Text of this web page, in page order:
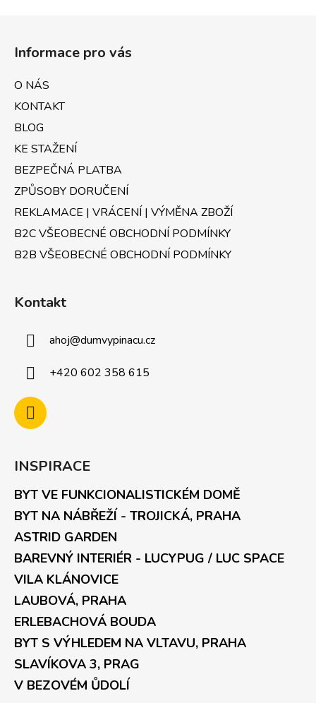
ý
p
i
s
Informace pro vás
O NÁS
KONTAKT
BLOG
KE STAŽENÍ
BEZPEČNÁ PLATBA
ZPŮSOBY DORUČENÍ
REKLAMACE | VRÁCENÍ | VÝMĚNA ZBOŽÍ
B2C VŠEOBECNÉ OBCHODNÍ PODMÍNKY
B2B VŠEOBECNÉ OBCHODNÍ PODMÍNKY
Kontakt
ahoj@dumvypinacu.cz
+420 602 358 615
INSPIRACE
BYT VE FUNKCIONALISTICKÉM DOMĚ
BYT NA NÁBŘEŽÍ - TROJICKÁ, PRAHA
ASTRID GARDEN
BAREVNÝ INTERIÉR - LUCYPUG / LUC SPACE
VILA KLÁNOVICE
LAUBOVÁ, PRAHA
ERLEBACHOVÁ BOUDA
BYT S VÝHLEDEM NA VLTAVU, PRAHA
SLAVÍKOVA 3, PRAG
V BEZOVÉM ŮDOLÍ